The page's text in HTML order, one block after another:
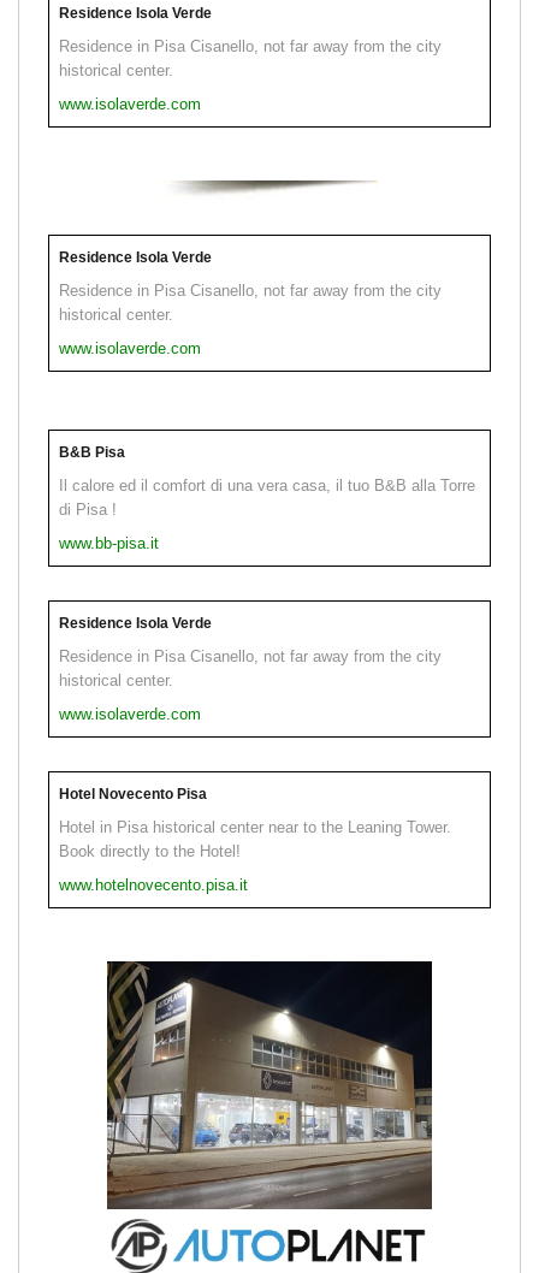
Residence Isola Verde
Residence in Pisa Cisanello, not far away from the city
historical center.
www.isolaverde.com
Residence Isola Verde
Residence in Pisa Cisanello, not far away from the city
historical center.
www.isolaverde.com
B&B Pisa
Il calore ed il comfort di una vera casa, il tuo B&B alla Torre
di Pisa !
www.bb-pisa.it
Residence Isola Verde
Residence in Pisa Cisanello, not far away from the city
historical center.
www.isolaverde.com
Hotel Novecento Pisa
Hotel in Pisa historical center near to the Leaning Tower.
Book directly to the Hotel!
www.hotelnovecento.pisa.it